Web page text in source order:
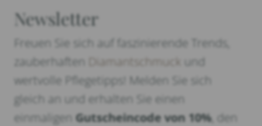
Newsletter
Freuen Sie sich auf faszinierende Trends,
zauberhaften
Diamantschmuck
und
wertvolle Pflegetipps! Melden Sie sich
gleich an und erhalten Sie einen
einmaligen Gutscheincode von 10%, den